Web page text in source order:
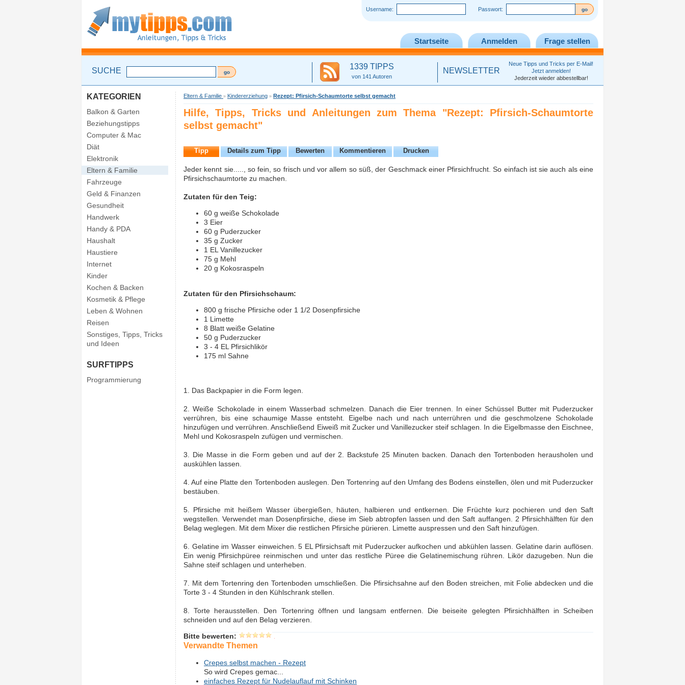
Username: Passwort:
Startseite Anmelden Frage stellen
SUCHE 1339 TIPPS
von 141 Autoren
NEWSLETTER
Neue Tipps und Tricks per E-Mail!
Jetzt anmelden!
Jederzeit wieder abbestellbar!
Eltern & Familie » Kindererziehung » Rezept: Pfirsich-Schaumtorte selbst gemacht
Hilfe, Tipps, Tricks und Anleitungen zum Thema "Rezept: Pfirsich-Schaumtorte
selbst gemacht"
Tipp Details zum Tipp Bewerten Kommentieren Drucken
Jeder kennt sie....., so fein, so frisch und vor allem so süß, der Geschmack einer Pfirsichfrucht. So einfach ist sie auch als eine
Pfirsichschaumtorte zu machen.
Zutaten für den Teig:
60 g weiße Schokolade
3 Eier
60 g Puderzucker
35 g Zucker
1 EL Vanillezucker
75 g Mehl
20 g Kokosraspeln
Zutaten für den Pfirsichschaum:
800 g frische Pfirsiche oder 1 1/2 Dosenpfirsiche
1 Limette
8 Blatt weiße Gelatine
50 g Puderzucker
3 - 4 EL Pfirsichlikör
175 ml Sahne
1. Das Backpapier in die Form legen.
2. Weiße Schokolade in einem Wasserbad schmelzen. Danach die Eier trennen. In einer Schüssel Butter mit Puderzucker
verrühren, bis eine schaumige Masse entsteht. Eigelbe nach und nach unterrühren und die geschmolzene Schokolade
hinzufügen und verrühren. Anschließend Eiweiß mit Zucker und Vanillezucker steif schlagen. In die Eigelbmasse den Eischnee,
Mehl und Kokosraspeln zufügen und vermischen.
3. Die Masse in die Form geben und auf der 2. Backstufe 25 Minuten backen. Danach den Tortenboden herausholen und
auskühlen lassen.
4. Auf eine Platte den Tortenboden auslegen. Den Tortenring auf den Umfang des Bodens einstellen, ölen und mit Puderzucker
bestäuben.
5. Pfirsiche mit heißem Wasser übergießen, häuten, halbieren und entkernen. Die Früchte kurz pochieren und den Saft
wegstellen. Verwendet man Dosenpfirsiche, diese im Sieb abtropfen lassen und den Saft auffangen. 2 Pfirsichhälften für den
Belag weglegen. Mit dem Mixer die restlichen Pfirsiche pürieren. Limette auspressen und den Saft hinzufügen.
6. Gelatine im Wasser einweichen. 5 EL Pfirsichsaft mit Puderzucker aufkochen und abkühlen lassen. Gelatine darin auflösen.
Ein wenig Pfirsichpüree reinmischen und unter das restliche Püree die Gelatinemischung rühren. Likör dazugeben. Nun die
Sahne steif schlagen und unterheben.
7. Mit dem Tortenring den Tortenboden umschließen. Die Pfirsichsahne auf den Boden streichen, mit Folie abdecken und die
Torte 3 - 4 Stunden in den Kühlschrank stellen.
8. Torte herausstellen. Den Tortenring öffnen und langsam entfernen. Die beiseite gelegten Pfirsichhälften in Scheiben
schneiden und auf den Belag verzieren.
Bitte bewerten:
Verwandte Themen
Crepes selbst machen - Rezept
So wird Crepes gemac...
einfaches Rezept für Nudelauflauf mit Schinken
KATEGORIEN
Balkon & Garten
Beziehungstipps
Computer & Mac
Diät
Elektronik
Eltern & Familie
Fahrzeuge
Geld & Finanzen
Gesundheit
Handwerk
Handy & PDA
Haushalt
Haustiere
Internet
Kinder
Kochen & Backen
Kosmetik & Pflege
Leben & Wohnen
Reisen
Sonstiges, Tipps, Tricks
und Ideen
SURFTIPPS
Programmierung